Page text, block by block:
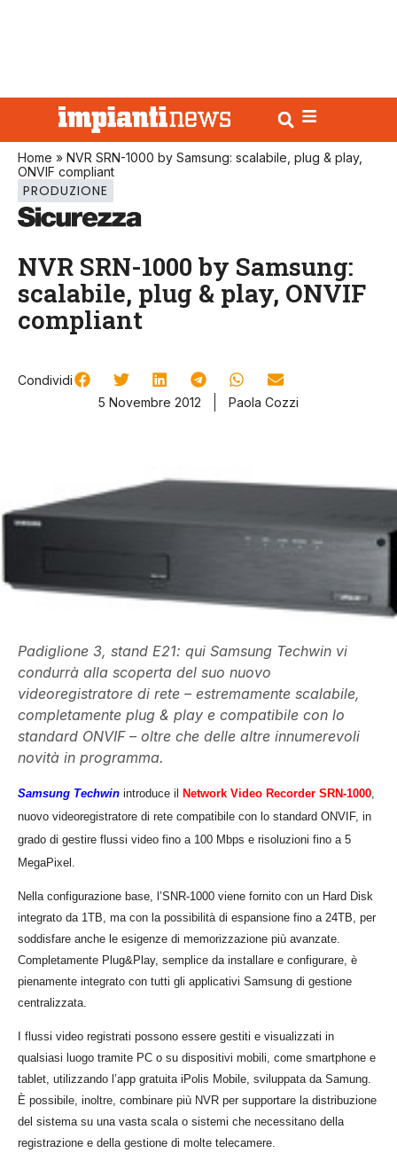
Home » NVR SRN-1000 by Samsung: scalabile, plug & play,
ONVIF compliant
PRODUZIONE
NVR SRN-1000 by Samsung:
scalabile, plug & play, ONVIF
compliant
Condividi
5 Novembre 2012
Paola Cozzi
Padiglione 3, stand E21: qui Samsung Techwin vi
condurrà alla scoperta del suo nuovo
videoregistratore di rete – estremamente scalabile,
completamente plug & play e compatibile con lo
standard ONVIF – oltre che delle altre innumerevoli
novità in programma.
Samsung Techwin introduce il Network Video Recorder SRN-1000
nuovo videoregistratore di rete compatibile con lo standard ONVIF, in
grado di gestire flussi video fino a 100 Mbps e risoluzioni fino a 5
MegaPixel.
Nella configurazione base, l’SNR-1000 viene fornito con un Hard Disk
integrato da 1TB, ma con la possibilità di espansione fino a 24TB, per
soddisfare anche le esigenze di memorizzazione più avanzate.
Completamente Plug&Play, semplice da installare e configurare, è
pienamente integrato con tutti gli applicativi Samsung di gestione
centralizzata.
I flussi video registrati possono essere gestiti e visualizzati in
qualsiasi luogo tramite PC o su dispositivi mobili, come smartphone e
tablet, utilizzando l’app gratuita iPolis Mobile, sviluppata da Samung.
È possibile, inoltre, combinare più NVR per supportare la distribuzione
del sistema su una vasta scala o sistemi che necessitano della
registrazione e della gestione di molte telecamere.